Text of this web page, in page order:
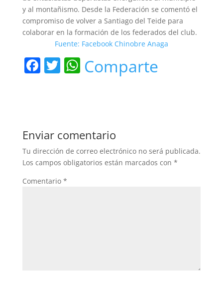
y al montañismo. Desde la Federación se comentó el
compromiso de volver a Santiago del Teide para
colaborar en la formación de los federados del club.
Fuente: Facebook Chinobre Anaga
F
b
o
o
k
T W
A
p
p
Comparte
Enviar comentario
Tu dirección de correo electrónico no será publicada.
Los campos obligatorios están marcados con *
Comentario *